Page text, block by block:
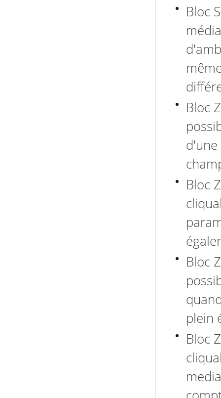
Bloc
Bloc
d'une
Bloc
Bloc
plein
Bloc